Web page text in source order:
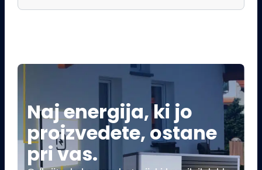
Naj energija, ki jo
proizvedete, ostane
pri vas.